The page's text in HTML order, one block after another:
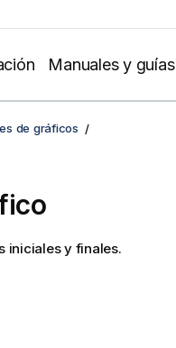
Manuales y guías
de gráficos
iniciales y finales.